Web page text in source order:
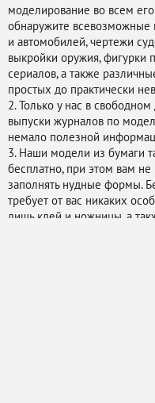
моделирование во всем
обнаружите всевозможные
и автомобилей, чертежи
выкройки оружия, фигурки
сериалов, а также
простых до практически
2. Только у нас в
выпуски журналов по
немало полезной
3. Наши модели из бумаги
бесплатно, при этом вам не
заполнять нудные формы.
требует от вас никаких
лишь клей и ножницы, а